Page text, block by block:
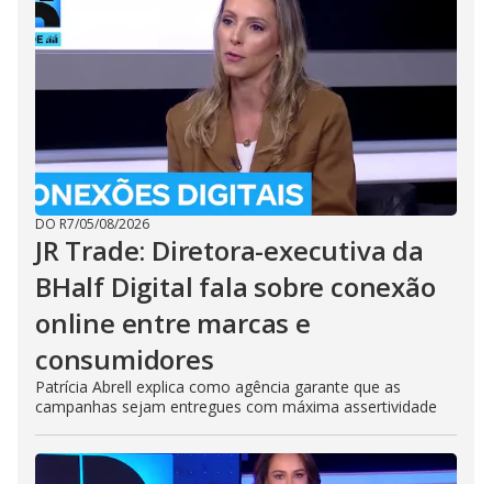
DO R7/05/08/2026
JR Trade: Diretora-executiva da
BHalf Digital fala sobre conexão
online entre marcas e
consumidores
Patrícia Abrell explica como agência garante que as
campanhas sejam entregues com máxima assertividade